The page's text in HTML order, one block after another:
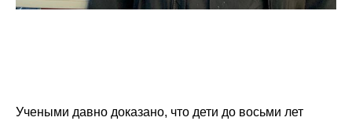
Учеными давно доказано, что дети до восьми лет